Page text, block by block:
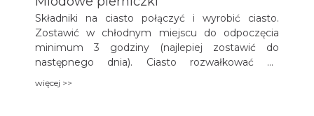
Składniki na ciasto połączyć i wyrobić ciasto.
Zostawić w chłodnym miejscu do odpoczęcia
minimum 3 godziny (najlepiej zostawić do
następnego dnia). Ciasto rozwałkować na
Wykrawać ciasteczka foremkami (lub kieliszkiem).
więcej >>